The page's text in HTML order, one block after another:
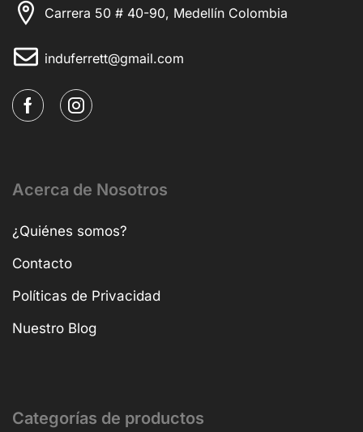
Carrera 50 # 40-90, Medellín Colombia
induferrett@gmail.com
Acerca de Nosotros
¿Quiénes somos?
Contacto
Políticas de Privacidad
Nuestro Blog
Categorías de productos